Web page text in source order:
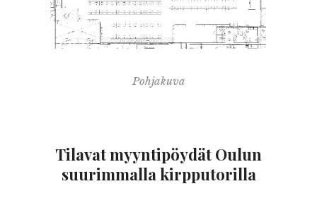
Pohjakuva
Tilavat myyntipöydät Oulun
suurimmalla kirpputorilla